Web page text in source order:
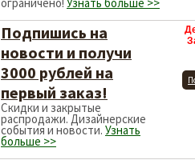
Подпишись на
новости и получи
3000 рублей на
первый заказ!
Скидки и закрытые
распродажи. Дизайнерские
события и новости. Узнать
больше >>